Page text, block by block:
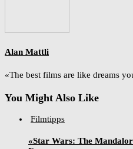
Alan Mattli
«The best films are like dreams
You Might Also Like
Filmtipps
«Star Wars: The